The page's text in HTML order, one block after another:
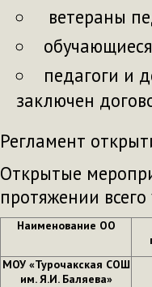
ветераны
педагоги и
заключен
Регламент
Открытые
протяжении
Наименование ОО
МОУ «Турочакская СОШ
им. Я.И. Баляева»